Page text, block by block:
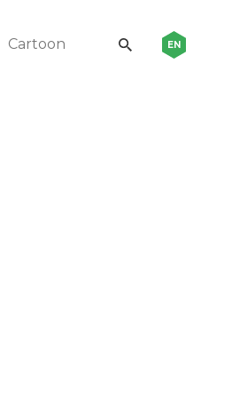
Cartoon EN